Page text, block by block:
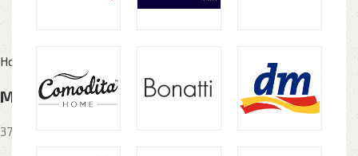
Home
Метално пенкало SFINGA, црна, во кутија
376 денари